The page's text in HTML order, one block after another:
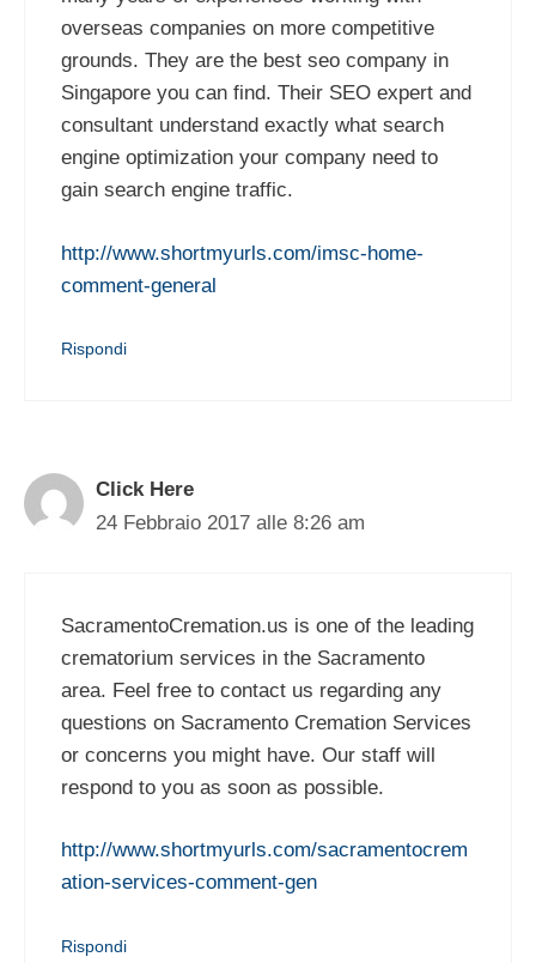
overseas companies on more competitive
grounds. They are the best seo company in
Singapore you can find. Their SEO expert and
consultant understand exactly what search
engine optimization your company need to
gain search engine traffic.
http://www.shortmyurls.com/imsc-home-
comment-general
Rispondi
Click Here
24 Febbraio 2017 alle 8:26 am
SacramentoCremation.us is one of the leading
crematorium services in the Sacramento
area. Feel free to contact us regarding any
questions on Sacramento Cremation Services
or concerns you might have. Our staff will
respond to you as soon as possible.
http://www.shortmyurls.com/sacramentocrem
ation-services-comment-gen
Rispondi